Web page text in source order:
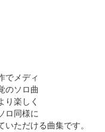
でメディ
のソロ曲
り楽しく
ロ同様に
ただける曲集です。